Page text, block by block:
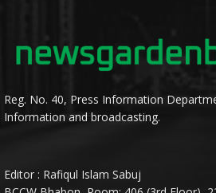
Reg. No. 40, Press Information
Information and broadcasting.
Editor : Rafiqul Islam Sabuj